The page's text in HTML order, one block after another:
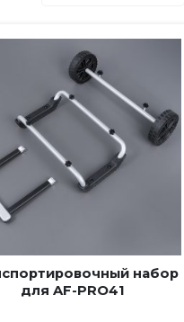
набор
для AF-PRO41